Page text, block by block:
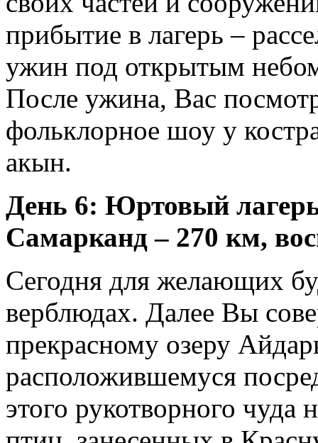
прибытие в лагерь –
ужин под открытым
После ужина, Вас
фольклорное шоу у
акын.
День 6: Юртовый
Самарканд – 270 км,
Сегодня для желающих
верблюдах. Далее Вы
прекрасному озеру
расположившемуся
этого рукотворного